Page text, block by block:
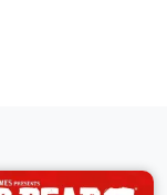
богами
всему
Доминионом и